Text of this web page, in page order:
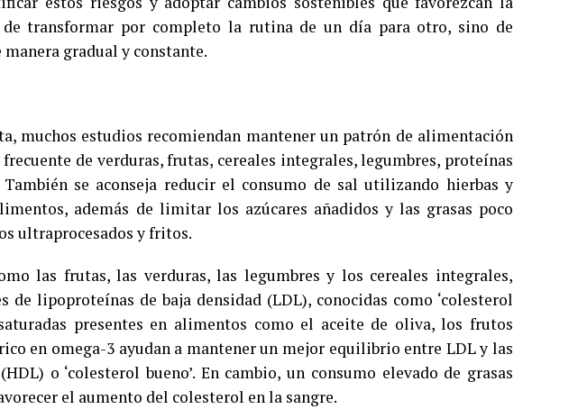
transformar por completo la rutina de un día para otro, sino de
gradual y constante.
muchos estudios recomiendan mantener un patrón de alimentación
de verduras, frutas, cereales integrales, legumbres, proteínas
se aconseja reducir el consumo de sal utilizando hierbas y
además de limitar los azúcares añadidos y las grasas poco
ultraprocesados y fritos.
las frutas, las verduras, las legumbres y los cereales integrales,
lipoproteínas de baja densidad (LDL), conocidas como ‘colesterol
presentes en alimentos como el aceite de oliva, los frutos
en omega-3 ayudan a mantener un mejor equilibrio entre LDL y las
o ‘colesterol bueno’. En cambio, un consumo elevado de grasas
el aumento del colesterol en la sangre.